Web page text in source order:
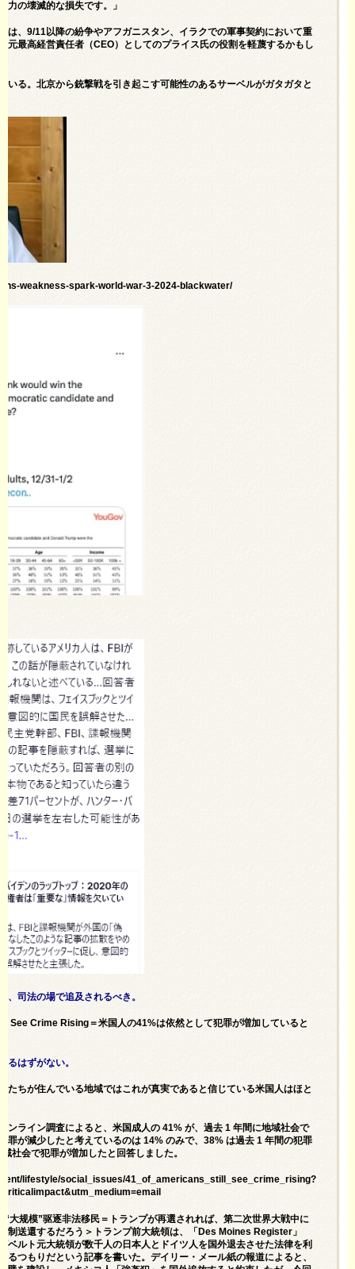
力の壊滅的な損失です。」
は、9/11以降の紛争やアフガニスタン、イラクでの軍事契約において重
元最高経営責任者（CEO）としてのプライス氏の役割を軽蔑するかもし
いる。北京から銃撃戦を引き起こす可能性のあるサーベルがガタガタと
weakness-spark-world-war-3-2024-blackwater/
、司法の場で追及されるべき。
Crime Rising＝米国人の41%は依然として犯罪が増加していると
るはずがない。
たちが住んでいる地域ではこれが真実であると信じている米国人はほと
ンライン調査によると、米国成人の 41% が、過去 1 年間に地域社会で
罪が減少したと考えているのは 14% のみで、38% は過去 1 年間の犯罪
社会で犯罪が増加したと回答しました。
lifestyle/social_issues/41_of_americans_still_see_crime_rising?
大规模”驱逐非法移民＝トランプが再選されれば、第二次世界大戦中に
制送還するだろう＞トランプ前大統領は、「Des Moines Register」
ベルト元大統領が数千人の日本人とドイツ人を国外退去させた法律を利
つもりだという記事を書いた。デイリー・メール紙の報道によると、